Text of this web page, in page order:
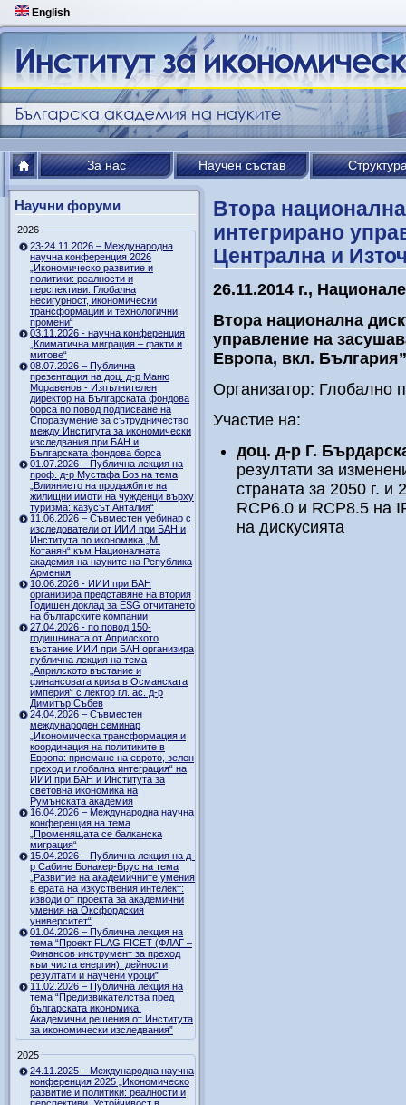
English
За нас Научен състав
Научни форуми
2026
23-24.11.2026 – Международна
научна конференция 2026
„Икономическо развитие и
политики: реалности и
перспективи. Глобална
несигурност, икономически
трансформации и технологични
промени“
03.11.2026 - научна конференция
„Климатична миграция – факти и
митове“
08.07.2026 – Публична
презентация на доц. д-р Маню
Моравенов - Изпълнителен
директор на Българската фондова
борса по повод подписване на
Споразумение за сътрудничество
между Института за икономически
изследвания при БАН и
Българската фондова борса
01.07.2026 – Публична лекция на
проф. д-р Мустафа Боз на тема
„Влиянието на продажбите на
жилищни имоти на чужденци върху
туризма: казусът Анталия“
11.06.2026 – Съвместен уебинар с
изследователи от ИИИ при БАН и
Института по икономика „М.
Котанян“ към Националната
академия на науките на Република
Армения
10.06.2026 - ИИИ при БАН
организира представяне на втория
Годишен доклад за ESG отчитането
на българските компании
27.04.2026 - по повод 150-
годишнината от Априлското
въстание ИИИ при БАН организира
публична лекция на тема
„Априлското въстание и
финансовата криза в Османската
империя“ с лектор гл. ас. д-р
Димитър Събев
24.04.2026 – Съвместен
международен семинар
„Икономическа трансформация и
координация на политиките в
Европа: приемане на еврото, зелен
преход и глобална интеграция“ на
ИИИ при БАН и Института за
световна икономика на
Румънската академия
16.04.2026 – Международна научна
конференция на тема
„Променящата се балканска
миграция“
15.04.2026 – Публична лекция на д-
р Сабине Бонакер-Брус на тема
„Развитие на академичните умения
в ерата на изкуствения интелект:
изводи от проекта за академични
умения на Оксфордския
университет“
01.04.2026 – Публична лекция на
тема “Проект FLAG FICET (ФЛАГ –
Финансов инструмент за преход
към чиста енергия): дейности,
резултати и научени уроци”
11.02.2026 – Публична лекция на
тема “Предизвикателства пред
българската икономика:
Академични решения от Института
за икономически изследвания”
2025
24.11.2025 – Международна научна
конференция 2025 „Икономическо
развитие и политики: реалности и
Втора
интегрирано
Централна и
26.11.2014 г.,
Втора национална
управление на
Европа, вкл. България”
Организатор: Глобално
Участие на:
доц. д-р Г.
резултати за
страната за 2050 г. и
RCP6.0 и RCP8.5 на
на дискусията